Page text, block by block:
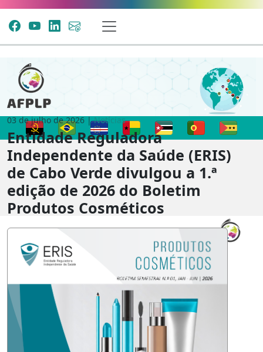
03 de julho de 2026 |Notícias
Entidade Reguladora
Independente da Saúde (ERIS)
de Cabo Verde divulgou a 1.ª
edição de 2026 do Boletim
Produtos Cosméticos